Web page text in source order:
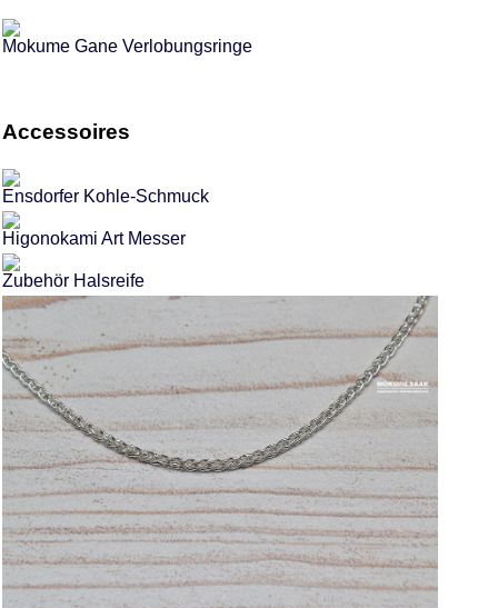
Mokume Gane Verlobungsringe
Accessoires
Ensdorfer Kohle-Schmuck
Higonokami Art Messer
Zubehör Halsreife